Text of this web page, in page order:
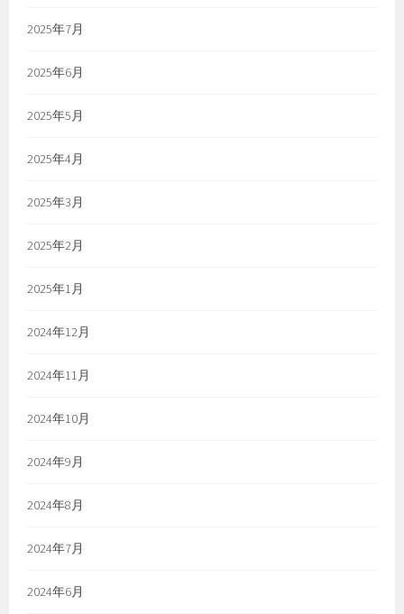
2025年7月
2025年6月
2025年5月
2025年4月
2025年3月
2025年2月
2025年1月
2024年12月
2024年11月
2024年10月
2024年9月
2024年8月
2024年7月
2024年6月